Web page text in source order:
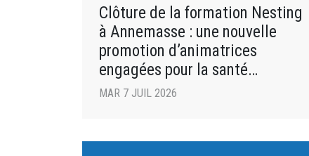
Clôture de la formation Nesting
à Annemasse : une nouvelle
promotion d’animatrices
engagées pour la santé
environnementale
MAR 7 JUIL 2026